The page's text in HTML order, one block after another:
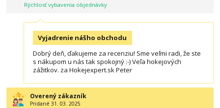
Rýchlosť vybavenia objednávky
Vyjadrenie nášho obchodu
Dobrý deň, ďakujeme za recenziu! Sme veľmi radi, že ste
s nákupom u nás tak spokojný :-) Veľa hokejových
zážitkov. za Hokejexpert.sk Peter
Overený zákazník
Pridané 31. 03. 2025